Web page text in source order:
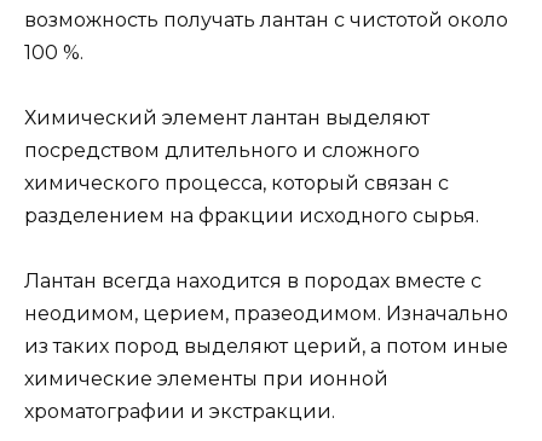
возможность получать лантан с чистотой около
100 %.
Химический элемент лантан выделяют
посредством длительного и сложного
химического процесса, который связан с
разделением на фракции исходного сырья.
Лантан всегда находится в породах вместе с
неодимом, церием, празеодимом. Изначально
из таких пород выделяют церий, а потом иные
химические элементы при ионной
хроматографии и экстракции.